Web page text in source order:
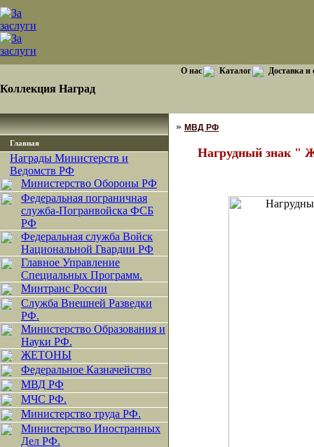
Коллекция Наград
О нас Каталог Доставка и
Главная
Награды Министерств и
Ведомств РФ
Министерство Обороны РФ
Федеральная пограничная
служба-Погранвойска ФСБ
РФ
Федеральная служба Войск
Национальной Гвардии РФ
Главное Управление
Специальных Программ.
Минтранс России
Служба Внешней Разведки
РФ.
Министерство Образования и
Науки РФ.
ЖЕТОНЫ
Федеральное Казначейство
МВД РФ
МЧС РФ.
Министерство труда РФ.
Министерство Иностранных
Дел РФ.
» МВД РФ
Нагрудный знак "